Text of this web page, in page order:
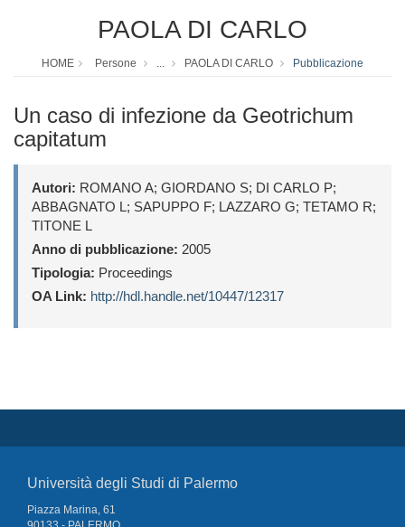
PAOLA DI CARLO
HOME Persone ... PAOLA DI CARLO Pubblicazione
Un caso di infezione da Geotrichum
capitatum
Autori: ROMANO A; GIORDANO S; DI CARLO P;
ABBAGNATO L; SAPUPPO F; LAZZARO G; TETAMO R;
TITONE L
Anno di pubblicazione: 2005
Tipologia: Proceedings
OA Link: http://hdl.handle.net/10447/12317
Università degli Studi di Palermo
Piazza Marina, 61